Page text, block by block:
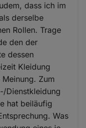
dass ich im
derselbe
Rollen. Trage
den der
dessen
Kleidung
Zum
Dienstkleidung
hat beiläufig
Was